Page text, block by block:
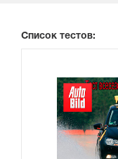
Список тестов: